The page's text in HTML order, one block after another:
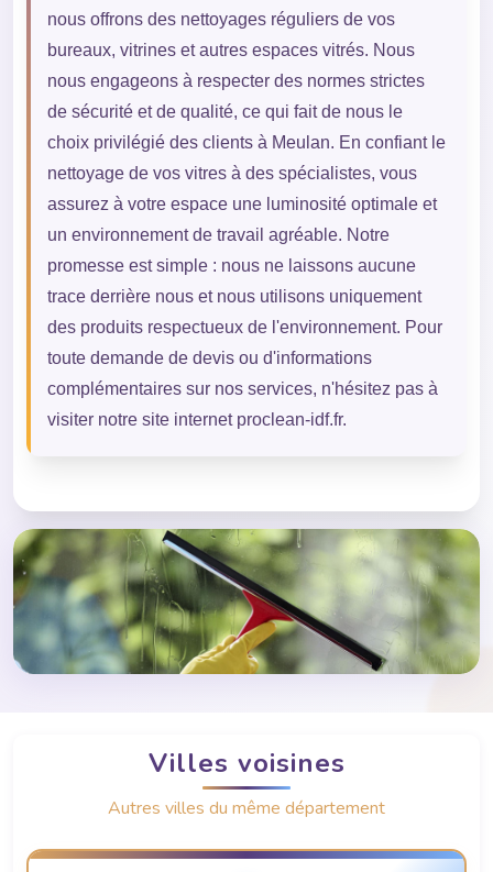
nous offrons des nettoyages réguliers de vos
bureaux, vitrines et autres espaces vitrés. Nous
nous engageons à respecter des normes strictes
de sécurité et de qualité, ce qui fait de nous le
choix privilégié des clients à Meulan. En confiant le
nettoyage de vos vitres à des spécialistes, vous
assurez à votre espace une luminosité optimale et
un environnement de travail agréable. Notre
promesse est simple : nous ne laissons aucune
trace derrière nous et nous utilisons uniquement
des produits respectueux de l'environnement. Pour
toute demande de devis ou d'informations
complémentaires sur nos services, n'hésitez pas à
visiter notre site internet proclean-idf.fr.
Villes voisines
Autres villes du même département